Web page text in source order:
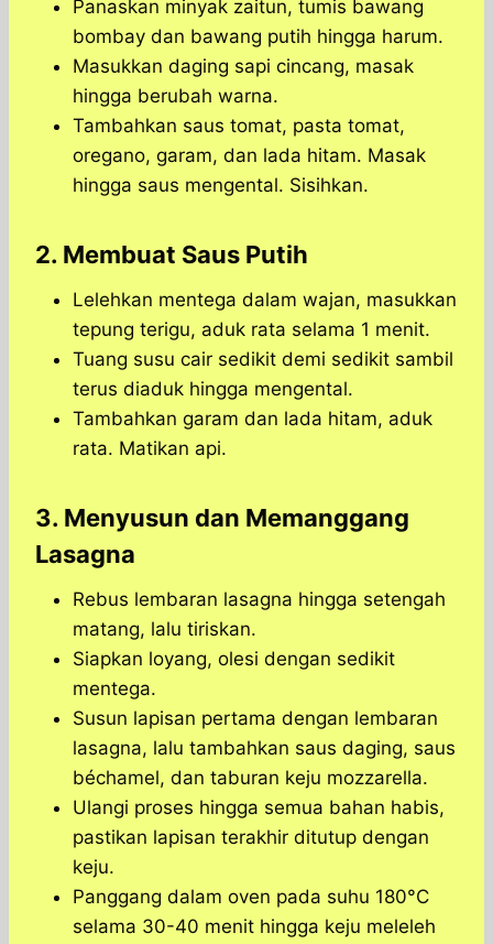
Panaskan minyak zaitun, tumis bawang
bombay dan bawang putih hingga harum.
Masukkan daging sapi cincang, masak
hingga berubah warna.
Tambahkan saus tomat, pasta tomat,
oregano, garam, dan lada hitam. Masak
hingga saus mengental. Sisihkan.
2. Membuat Saus Putih
Lelehkan mentega dalam wajan, masukkan
tepung terigu, aduk rata selama 1 menit.
Tuang susu cair sedikit demi sedikit sambil
terus diaduk hingga mengental.
Tambahkan garam dan lada hitam, aduk
rata. Matikan api.
3. Menyusun dan Memanggang
Lasagna
Rebus lembaran lasagna hingga setengah
matang, lalu tiriskan.
Siapkan loyang, olesi dengan sedikit
mentega.
Susun lapisan pertama dengan lembaran
lasagna, lalu tambahkan saus daging, saus
béchamel, dan taburan keju mozzarella.
Ulangi proses hingga semua bahan habis,
pastikan lapisan terakhir ditutup dengan
keju.
Panggang dalam oven pada suhu 180°C
selama 30-40 menit hingga keju meleleh